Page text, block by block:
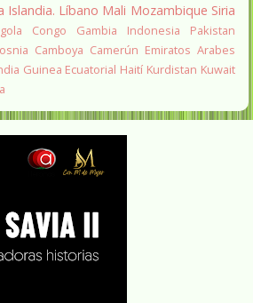
Islandia. Líbano Mali Mozambique Siria
Congo Gambia Indonesia
Pakistan
Camboya Camerún Emiratos Arabes
Guinea Ecuatorial Haití Kurdistan Kuwait